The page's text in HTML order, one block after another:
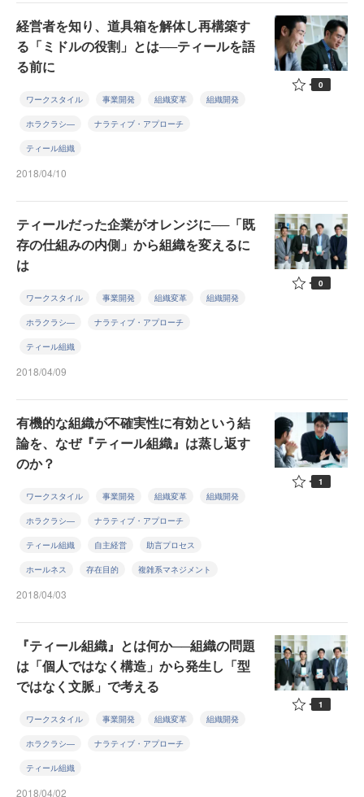
経営者を知り、道具箱を解体し再構築す
る「ミドルの役割」とは──ティールを語
る前に
ワークスタイル 事業開発 組織変革 組織開発
ホラクラシ― ナラティブ・アプローチ
ティール組織
2018/04/10
0
ティールだった企業がオレンジに──「既
存の仕組みの内側」から組織を変えるに
は
ワークスタイル 事業開発 組織変革 組織開発
ホラクラシ― ナラティブ・アプローチ
ティール組織
2018/04/09
0
有機的な組織が不確実性に有効という結
論を、なぜ『ティール組織』は蒸し返す
のか？
ワークスタイル 事業開発 組織変革 組織開発
ホラクラシ― ナラティブ・アプローチ
ティール組織 自主経営 助言プロセス
ホールネス 存在目的 複雑系マネジメント
2018/04/03
1
『ティール組織』とは何か──組織の問題
は「個人ではなく構造」から発生し「型
ではなく文脈」で考える
ワークスタイル 事業開発 組織変革 組織開発
ホラクラシ― ナラティブ・アプローチ
ティール組織
2018/04/02
1